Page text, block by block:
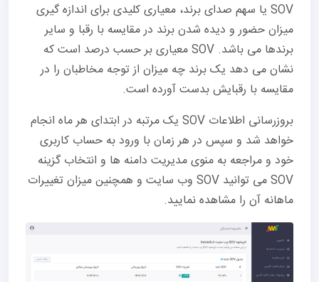
SOV یا سهم صدای برند، معیاری کلیدی برای اندازه گیری
میزان حضور و دیده شدن برند در مقایسه با رقبا و سایر
برندها می باشد. SOV معیاری بر حسب درصد است که
نشان می دهد یک برند چه میزان از توجه مخاطبان را در
مقایسه با رقبایش بدست آورده است.
بروزرسانی اطلاعات SOV یک مرتبه در ابتدای هر ماه انجام
خواهد شد و سپس در هر زمان با ورود به حساب کاربری
خود و مراجعه به منوی مدیریت دامنه ها و انتخاب گزینه
SOV می توانید SOV وب سایت و همچنین میزان تغییرات
ماهانه آن را مشاهده نمایید.